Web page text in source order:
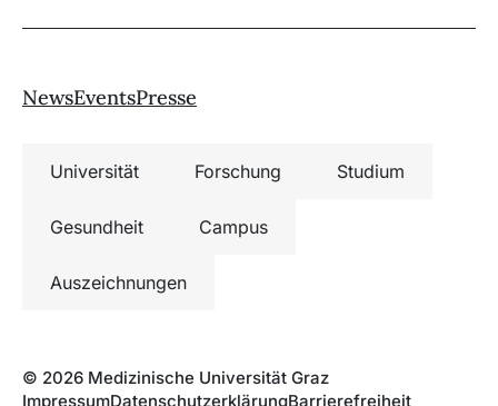
NewsEventsPresse
Universität Forschung Studium
Gesundheit Campus
Auszeichnungen
© 2026 Medizinische Universität Graz
ImpressumDatenschutzerklärungBarrierefreiheit